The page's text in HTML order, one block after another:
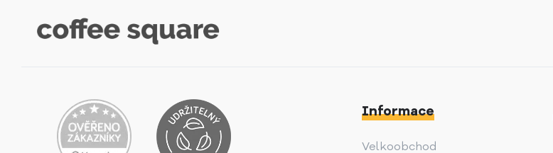
Informace
Velkoobchod